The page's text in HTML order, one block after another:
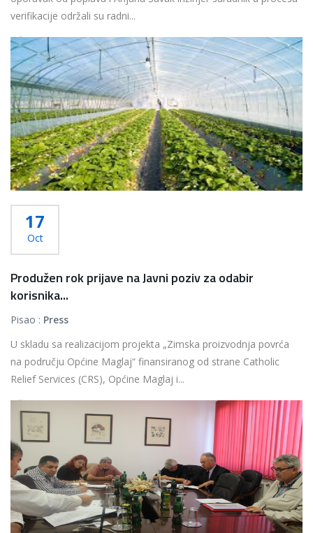
verifikacije održali su radni...
Više...
17
Oct
Produžen rok prijave na Javni poziv za odabir
korisnika...
Pisao : Press
U skladu sa realizacijom projekta „Zimska proizvodnja povrća
na području Općine Maglaj“ finansiranog od strane Catholic
Relief Services (CRS), Općine Maglaj i...
Više...